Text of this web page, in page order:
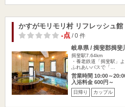
かすがモリモリ村 リフレッシュ館
-点/ 0 件
岐阜県 / 揖斐郡揖斐
揖斐駅7.64km
・養老鉄道「揖斐駅」
ふれあいバスで「…
営業時間 10:00～
入浴料金 600円～
日帰り カップル